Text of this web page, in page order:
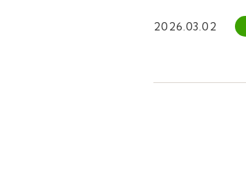
2026.03.02